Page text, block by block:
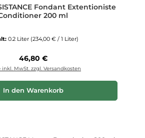
Fondant Extentioniste
200 ml
0.2 Liter (234,00 € / 1 Liter)
Regulärer Preis:
46,80 €
inkl. MwSt. zzgl. Versandkosten
In den Warenkorb